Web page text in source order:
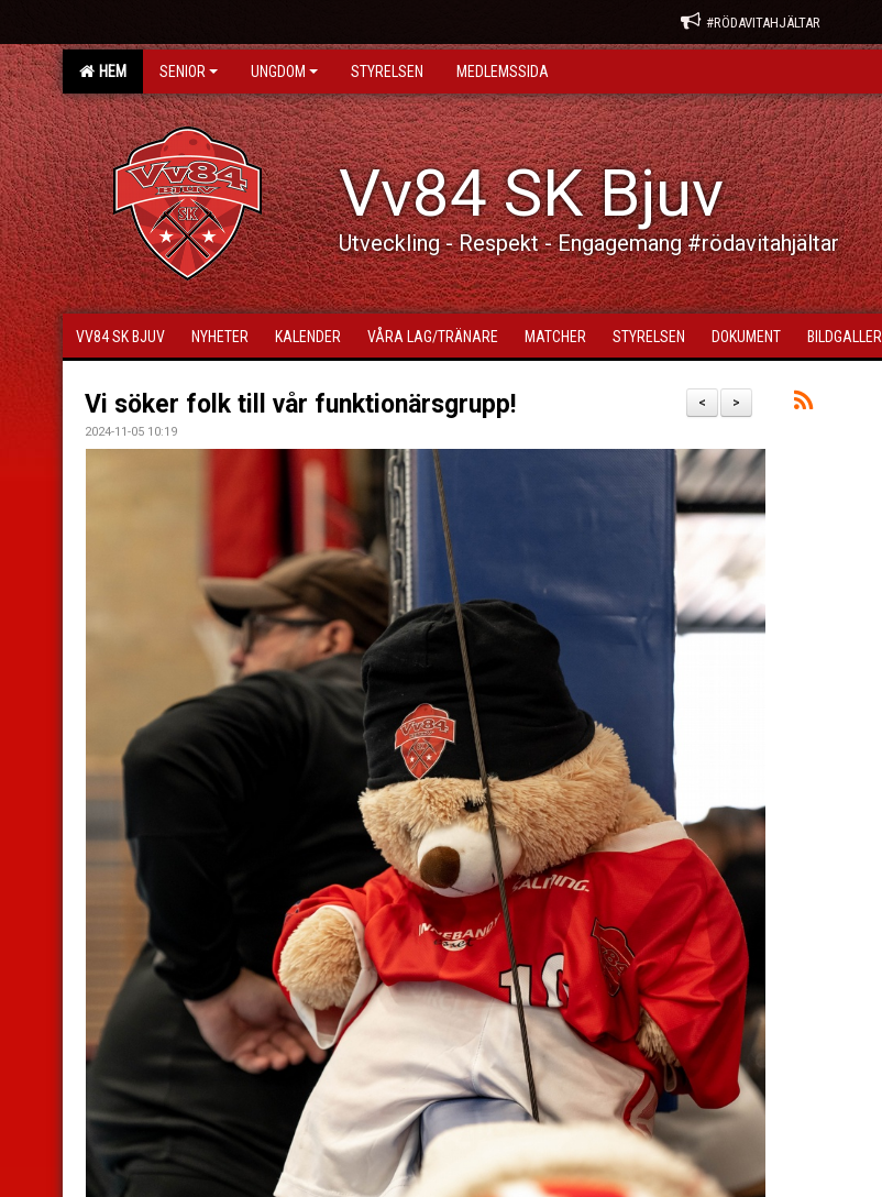
#RÖDAVITAHJÄLTAR
HEM SENIOR UNGDOM STYRELSEN MEDLEMSSIDA
Vv84 SK Bjuv
Utveckling - Respekt - Engagemang #rödavitahjältar
VV84 SK BJUV NYHETER KALENDER VÅRA LAG/TRÄNARE MATCHER STYRELSEN DOKUMENT BILDGALLERI
>
<
Vi söker folk till vår funktionärsgrupp!
2024-11-05 10:19